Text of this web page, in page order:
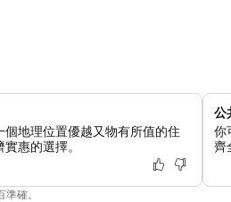
地理位置優越又物有所值的住
惠的選擇。
公
你
齊
確。